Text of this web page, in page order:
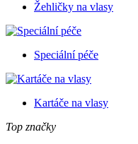
Žehličky na vlasy
Speciální péče
Kartáče na vlasy
Top značky